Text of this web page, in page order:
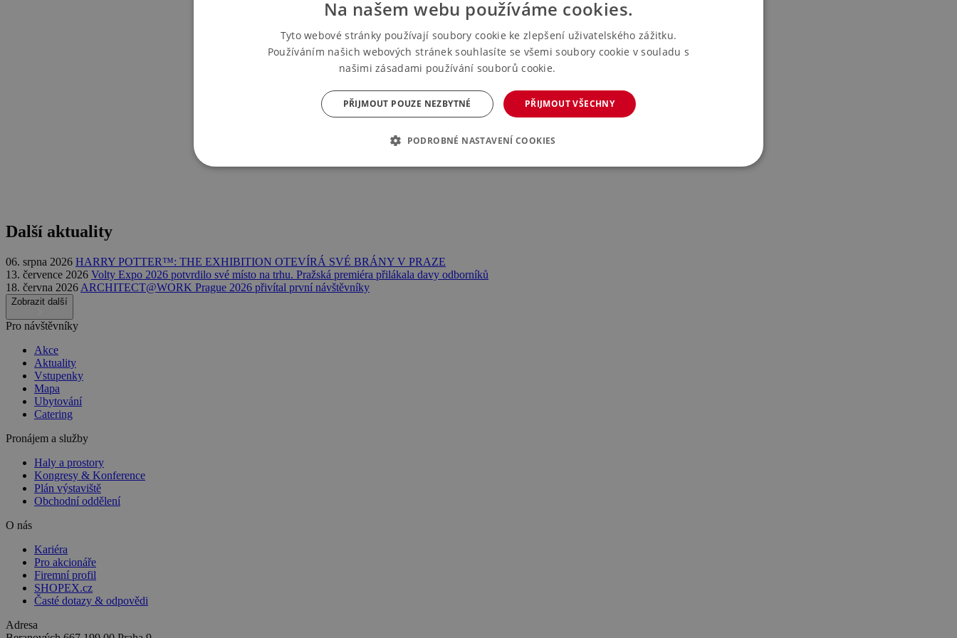
Další aktuality
06. srpna 2026 HARRY POTTER™: THE EXHIBITION OTEVÍRÁ SVÉ BRÁNY V PRAZE
13. července 2026 Volty Expo 2026 potvrdilo své místo na trhu. Pražská premiéra přilákala davy odborníků
18. června 2026 ARCHITECT@WORK Prague 2026 přivítal první návštěvníky
Zobrazit další
Pro návštěvníky
Akce
Aktuality
Vstupenky
Mapa
Ubytování
Catering
Pronájem a služby
Haly a prostory
Kongresy & Konference
Plán výstaviště
Obchodní oddělení
O nás
Kariéra
Pro akcionáře
Firemní profil
SHOPEX.cz
Časté dotazy & odpovědi
Adresa
Na našem webu používáme cookies.
Tyto webové stránky používají soubory cookie ke zlepšení uživatelského zážitku.
Používáním našich webových stránek souhlasíte se všemi soubory cookie v souladu s
našimi zásadami používání souborů cookie.
PŘIJMOUT VŠECHNY
PŘIJMOUT POUZE NEZBYTNÉ
PODROBNÉ NASTAVENÍ COOKIES